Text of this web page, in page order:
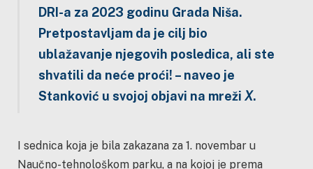
DRI-a za 2023 godinu Grada Niša.
Pretpostavljam da je cilj bio
ublažavanje njegovih posledica, ali ste
shvatili da neće proći! – naveo je
Stanković u svojoj objavi na mreži X.
I sednica koja je bila zakazana za 1. novembar u
Naučno-tehnološkom parku, a na kojoj je prema